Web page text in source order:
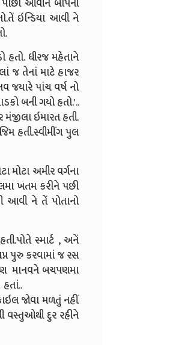
આવીને બાપની
ઇન્ડિયા આવી ને
હતો. ધીરજ મહેતાને
જ તેનાં માટે હાજર
જયારે પાંચ વર્ષ નો
બની ગયો હતો.'..
ઇમારત હતી.
હતી.સ્વીમીંગ પુલ
અમીર વર્ગના
ખતમ કરીને પછી
આવી ને તેં પોતાનો
સ્માર્ટ , અનેં
પુરુ કરવામાં જ રસ
માનવને બચપણમા
જોવા મળતું નહીં
વસ્તુઓથી દુર રહીને